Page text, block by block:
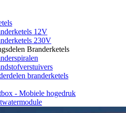
12V
230V
Branderketels
branderketels
- Mobiele hogedruk